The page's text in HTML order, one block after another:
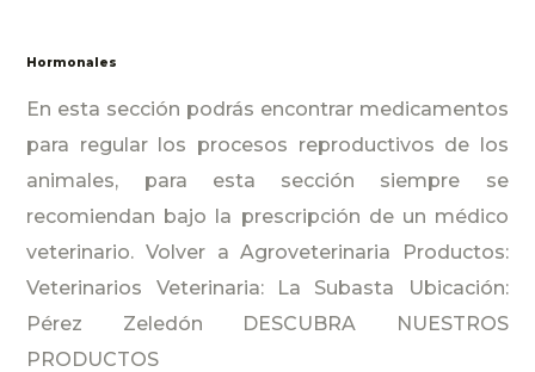
Hormonales
En esta sección podrás encontrar medicamentos
para regular los procesos reproductivos de los
animales, para esta sección siempre se
recomiendan bajo la prescripción de un médico
veterinario. Volver a Agroveterinaria Productos:
Veterinarios Veterinaria: La Subasta Ubicación:
Pérez Zeledón DESCUBRA NUESTROS
PRODUCTOS